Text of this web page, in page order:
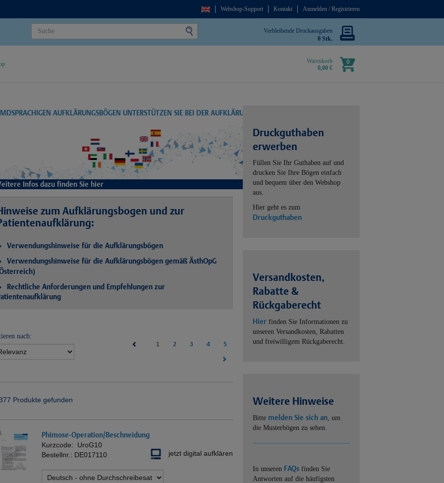
Webshop-Support Kontakt Anmelden / Registrieren
Verbleibende Druckausgaben
0 Stk.
Warenkorb
0,00 €
0
AUFKLÄRUNGSBÖGEN UNTERSTÜTZEN SIE BEI DER AUFKLÄRUNG
Infos dazu finden Sie hier
zum Aufklärungsbogen und zur
Verwendungshinweise für die Aufklärungsbögen
Verwendungshinweise für die Aufklärungsbögen gemäß ÄsthOpG
Rechtliche Anforderungen und Empfehlungen zur
nach:
1 (current)
2 3 4 5
Produkte gefunden
Phimose-Operation/Beschneidung
Kurzcode: UroG10
Bestellnr.: DE017110 jetzt digital aufklären
Druckguthaben
erwerben
Füllen Sie Ihr Guthaben auf und
drucken Sie Ihre Bögen einfach
und bequem über den Webshop
aus.
Hier geht es zum
Druckguthaben
Versandkosten,
Rabatte &
Rückgaberecht
Hier finden Sie Informationen zu
unseren Versandkosten, Rabatten
und freiwilligem Rückgaberecht.
Weitere Hinweise
Bitte melden Sie sich an, um
die Musterbögen zu sehen.
In unseren FAQs finden Sie
Antworten auf die häufigsten